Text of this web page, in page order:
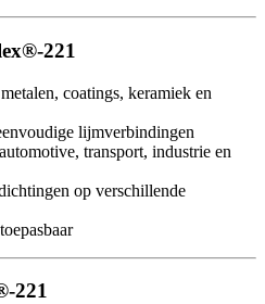
221
coatings, keramiek en
lijmverbindingen
transport, industrie en
op verschillende
221